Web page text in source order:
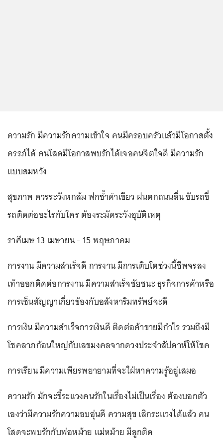
ความรัก มีความรักความเข้าใจ คนมีครอบครัวแล้วมีโอกาสตั้ง
ครรภ์ได้ คนโสดมีโอกาสพบรักได้เจอคนจิตใจดี มีความรัก
แบบสมหวัง
สุขภาพ ควรระวังหกล้ม ฟกช้ำดำเขียว ฝนตกถนนลื่น ขับรถขี่
รถติดต่ออะไรกับใคร ต้องระมัดระวังอุบัติเหตุ
ราศีเมษ 13 เมษายน - 15 พฤษภาคม
การงาน มีความสำเร็จดี การงาน มีการเติบโตช่วงนี้ชีพจรลง
เท้าออกติดต่อการงาน มีความสำเร็จชัยชนะ ธุรกิจการค้าหรือ
การเซ็นสัญญาเกี่ยวข้องกับอสังหาริมทรัพย์จะดี
การเงิน มีความสำเร็จการเงินดี ติดต่อค้าขายมีกำไร รวมถึงมี
โชคลาภก้อนใหญ่กับเลขมงคลจากดวงประจำสัปดาห์ให้โชค
การเรียน มีความเพียรพยายามที่จะใฝ่หาความรู้อยู่เสมอ
ความรัก มักจะขี้ระแวงคนรักในเรื่องไม่เป็นเรื่อง ต้องบอกตัว
เองว่ามีความรักความอบอุ่นดี ความสุข เลิกระแวงได้แล้ว คน
โสดจะพบรักกับพ่อหม้าย แม่หม้าย มีลูกติด